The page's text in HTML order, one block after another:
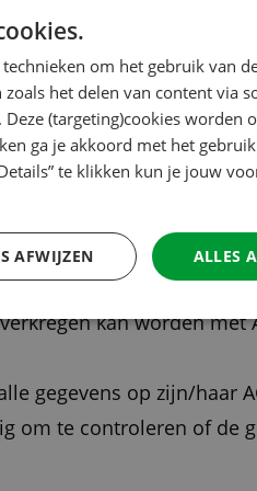
aangebracht
Club ID hiervoor
aangegeven
selecteren. U
ACSI. Om verwarring te
kan worden met
gegevens op zijn/haar
om te controleren of de
om het gebruik van
het delen van content via
(targeting)cookies worden
ga je akkoord met het
te klikken kun je jouw
ALLES
AFWIJZEN